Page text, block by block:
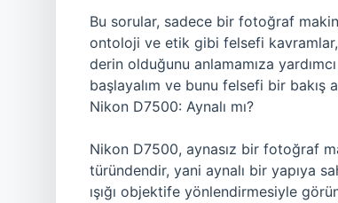
Bu sorular, sadece bir fotoğraf
ontoloji ve etik gibi felsefi
derin olduğunu anlamamıza
başlayalım ve bunu felsefi bir bakış
Nikon D7500: Aynalı mı?
Nikon D7500, aynasız bir fotoğraf
türündendir, yani aynalı bir yapıya
ışığı objektife yönlendirmesiyle